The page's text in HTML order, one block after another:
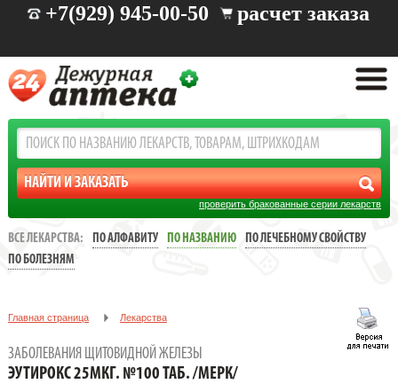
+7(929) 945-00-50 расчет заказа
проверить бракованные серии лекарств
ВСЕ ЛЕКАРСТВА: ПО АЛФАВИТУ ПО НАЗВАНИЮ
ПО ЛЕЧЕБНОМУ СВОЙСТВУ
ПО БОЛЕЗНЯМ
Главная страница Лекарства
ЭУТИРОКС 25МКГ. №100 ТАБ. /МЕРК/
ЗАБОЛЕВАНИЯ ЩИТОВИДНОЙ ЖЕЛЕЗЫ
ЭУТИРОКС 25МКГ. №100 ТАБ. /МЕРК/